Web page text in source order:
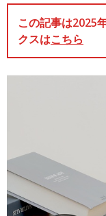
この記事は2025
クスはこちら